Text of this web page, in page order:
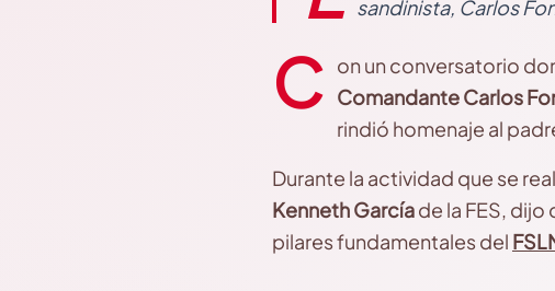
sandinista, Carlos
C on un conversatorio
Comandante Carlos
rindió homenaje al
Durante la actividad que se
Kenneth Garcíade la FES,
pilares fundamentales del